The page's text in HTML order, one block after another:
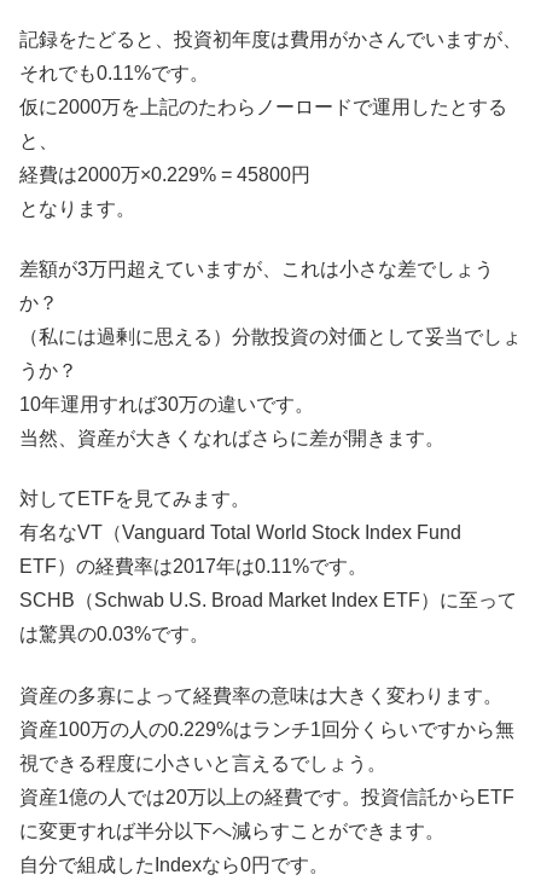
記録をたどると、投資初年度は費用がかさんでいますが、
それでも0.11%です。
仮に2000万を上記のたわらノーロードで運用したとする
と、
経費は2000万×0.229% = 45800円
となります。
差額が3万円超えていますが、これは小さな差でしょう
か？
（私には過剰に思える）分散投資の対価として妥当でしょ
うか？
10年運用すれば30万の違いです。
当然、資産が大きくなればさらに差が開きます。
対してETFを見てみます。
有名なVT（Vanguard Total World Stock Index Fund
ETF）の経費率は2017年は0.11%です。
SCHB（Schwab U.S. Broad Market Index ETF）に至って
は驚異の0.03%です。
資産の多寡によって経費率の意味は大きく変わります。
資産100万の人の0.229%はランチ1回分くらいですから無
視できる程度に小さいと言えるでしょう。
資産1億の人では20万以上の経費です。投資信託からETF
に変更すれば半分以下へ減らすことができます。
自分で組成したIndexなら0円です。